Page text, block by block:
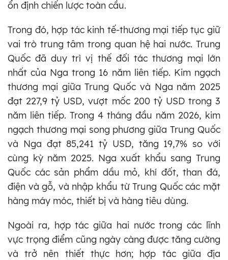
ổn định chiến lược toàn cầu.
Trong đó, hợp tác kinh tế-thương mại tiếp tục giữ
vai trò trung tâm trong quan hệ hai nước. Trung
Quốc đã duy trì vị thế đối tác thương mại lớn
nhất của Nga trong 16 năm liên tiếp. Kim ngạch
thương mại giữa Trung Quốc và Nga năm 2025
đạt 227,9 tỷ USD, vượt mốc 200 tỷ USD trong 3
năm liên tiếp. Trong 4 tháng đầu năm 2026, kim
ngạch thương mại song phương giữa Trung Quốc
và Nga đạt 85,241 tỷ USD, tăng 19,7% so với
cùng kỳ năm 2025. Nga xuất khẩu sang Trung
Quốc các sản phẩm dầu mỏ, khí đốt, than đá,
điện và gỗ, và nhập khẩu từ Trung Quốc các mặt
hàng máy móc, thiết bị và hàng tiêu dùng.
Ngoài ra, hợp tác giữa hai nước trong các lĩnh
vực trọng điểm cũng ngày càng được tăng cường
và trở nên thiết thực hơn; hợp tác giữa địa